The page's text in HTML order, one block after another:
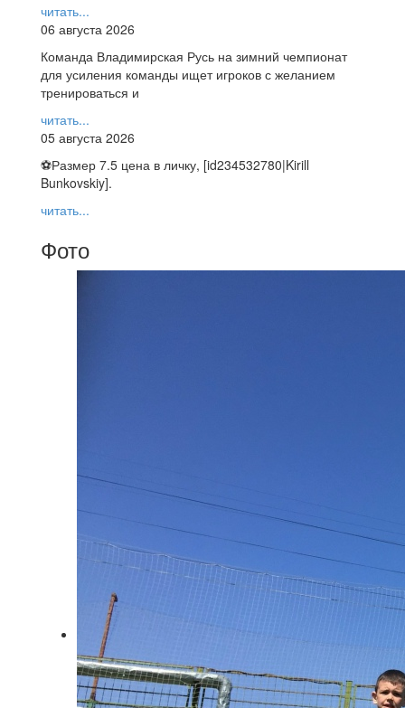
читать...
06 августа 2026
Команда Владимирская Русь на зимний чемпионат
для усиления команды ищет игроков с желанием
тренироваться и
читать...
05 августа 2026
⚽️Размер 7.5 цена в личку, [id234532780|Kirill
Bunkovskiy].
читать...
Фото